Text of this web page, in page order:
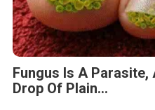
Fungus Is A Parasite,
Drop Of Plain...